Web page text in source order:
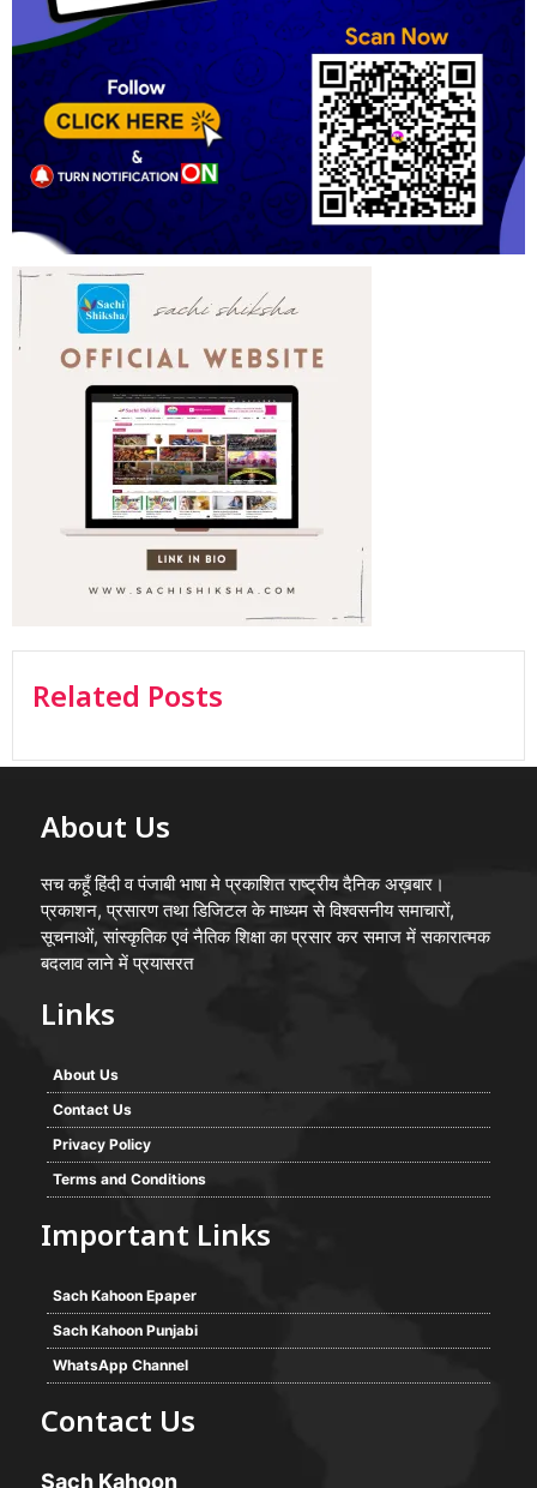
Related Posts
About Us
सच कहूँ हिंदी व पंजाबी भाषा मे प्रकाशित राष्ट्रीय दैनिक अख़बार।
प्रकाशन, प्रसारण तथा डिजिटल के माध्यम से विश्वसनीय समाचारों,
सूचनाओं, सांस्कृतिक एवं नैतिक शिक्षा का प्रसार कर समाज में सकारात्मक
बदलाव लाने में प्रयासरत
Links
About Us
Contact Us
Privacy Policy
Terms and Conditions
Important Links
Sach Kahoon Epaper
Sach Kahoon Punjabi
WhatsApp Channel
Contact Us
Sach Kahoon